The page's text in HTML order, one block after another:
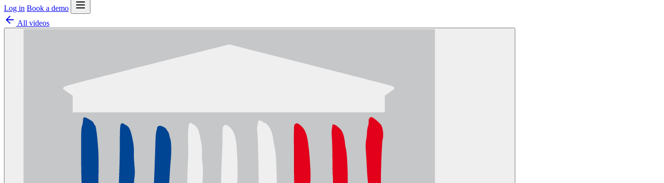
Log in Book a demo
All videos